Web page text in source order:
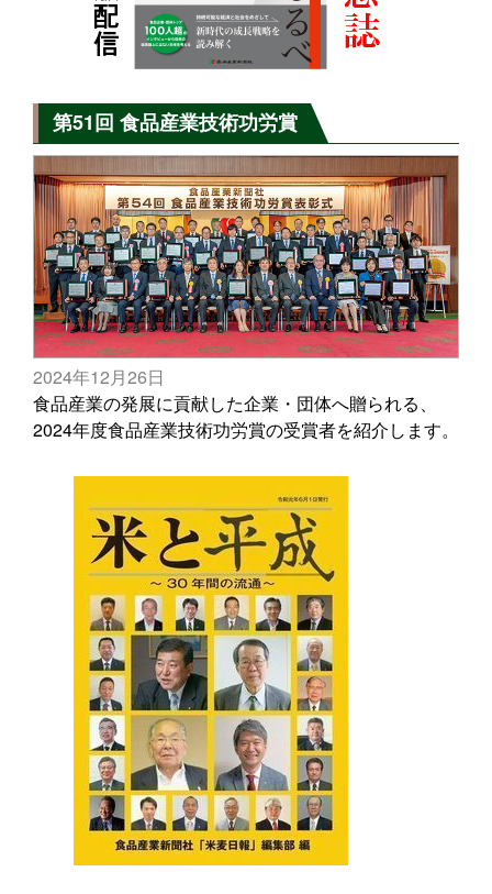
第51回 食品産業技術功労賞
2024年12月26日
食品産業の発展に貢献した企業・団体へ贈られる、
2024年度食品産業技術功労賞の受賞者を紹介します。